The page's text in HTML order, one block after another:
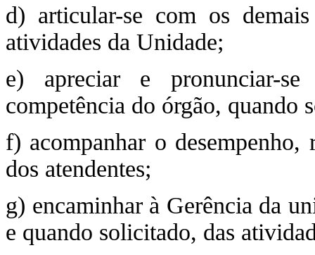
d) articular-se com os
atividades da Unidade;
e) apreciar e pronunciar-
competência do órgão, quando
f) acompanhar o desempenho,
dos atendentes;
g) encaminhar à Gerência da
e quando solicitado, das